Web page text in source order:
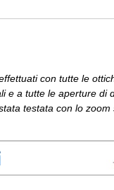
con tutte le
e a tutte le aperture di
testata con lo